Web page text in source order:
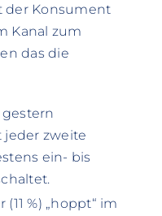
der Konsument
Kanal zum
das die
jeder zweite
ein- bis
%) „hoppt“ im